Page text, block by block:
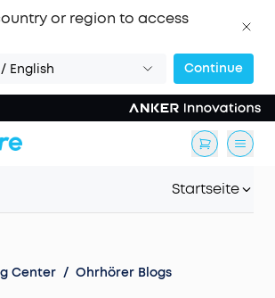
or region to access
English Continue
Startseite
Center / Ohrhörer Blogs